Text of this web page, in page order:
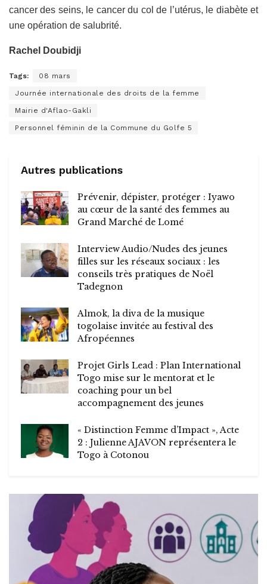
cancer des seins, le cancer du col de l’utérus, le diabète et
une opération de salubrité.
Rachel Doubidji
Tags: 08 mars
Journée internationale des droits de la femme
Mairie d'Aflao-Gakli
Personnel féminin de la Commune du Golfe 5
Autres publications
Prévenir, dépister, protéger : Iyawo
au cœur de la santé des femmes au
Grand Marché de Lomé
Interview Audio/Nudes des jeunes
filles sur les réseaux sociaux : les
conseils très pratiques de Noël
Tadegnon
Almok, la diva de la musique
togolaise invitée au festival des
Afropéennes
Projet Girls Lead : Plan International
Togo mise sur le mentorat et le
coaching pour un bel
accompagnement des jeunes
« Distinction Femme d’Impact », Acte
2 : Julienne AJAVON représentera le
Togo à Cotonou